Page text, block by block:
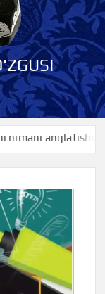
anglatishini